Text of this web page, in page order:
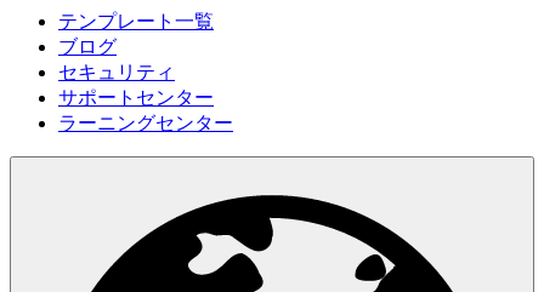
テンプレート一覧
ブログ
セキュリティ
サポートセンター
ラーニングセンター